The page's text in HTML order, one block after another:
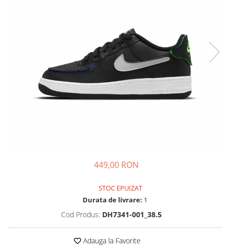
Pantaloni scurti Copii
Ingrijire incaltaminte
449,00 RON
STOC EPUIZAT
Durata de livrare: 1
Cod Produs: DH7341-001_38.5
Adauga la Favorite